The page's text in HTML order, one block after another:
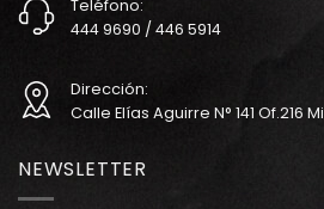
Teléfono:
444 9690 / 446 5914
Dirección:
Calle Elías Aguirre N° 141 Of.216
NEWSLETTER